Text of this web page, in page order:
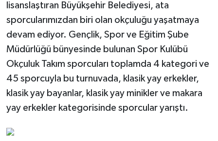
lisanslaştıran Büyükşehir Belediyesi, ata
sporcularımızdan biri olan okçuluğu yaşatmaya
devam ediyor. Gençlik, Spor ve Eğitim Şube
Müdürlüğü bünyesinde bulunan Spor Kulübü
Okçuluk Takım sporcuları toplamda 4 kategori ve
45 sporcuyla bu turnuvada, klasik yay erkekler,
klasik yay bayanlar, klasik yay minikler ve makara
yay erkekler kategorisinde sporcular yarıştı.